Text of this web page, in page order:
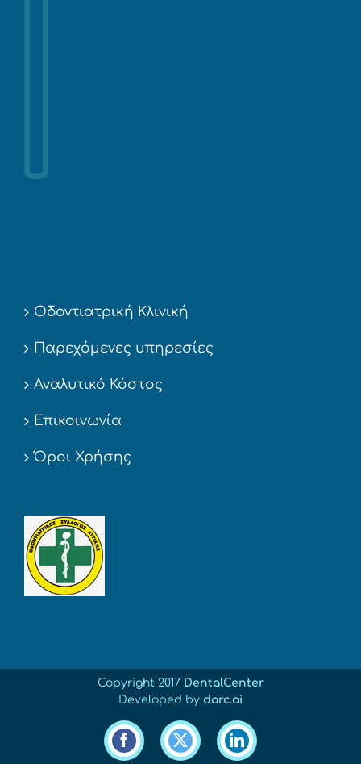
Οδοντιατρική Κλινική
Παρεχόμενες υπηρεσίες
Αναλυτικό Κόστος
Επικοινωνία
Όροι Χρήσης
Copyright 2017 DentalCenter
Developed by darc.ai
Facebook X LinkedIn